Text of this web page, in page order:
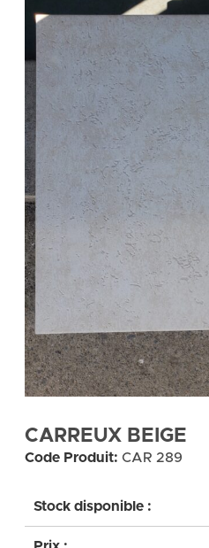
CARREUX BEIGE
Code Produit: CAR 289
Stock disponible :